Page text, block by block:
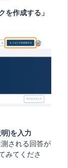
を作成する」
)を入力
される回答が
みてくださ